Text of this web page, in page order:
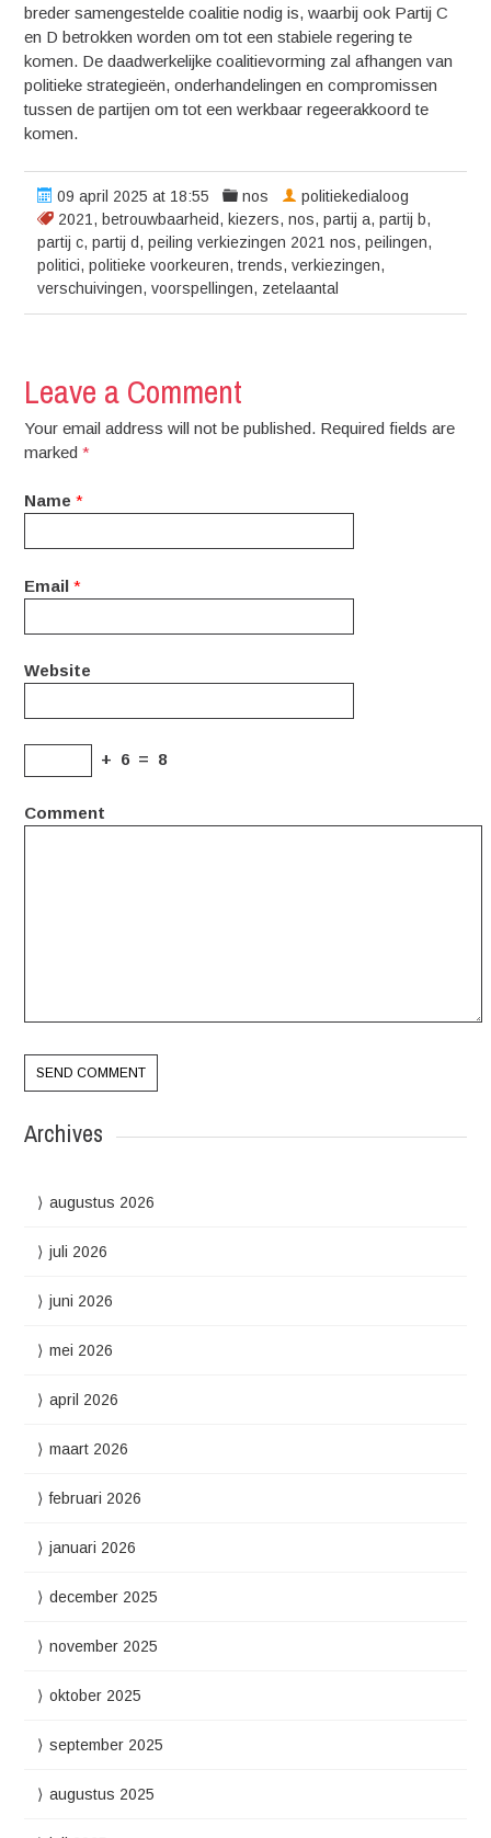
breder samengestelde coalitie nodig is, waarbij ook Partij C
en D betrokken worden om tot een stabiele regering te
komen. De daadwerkelijke coalitievorming zal afhangen van
politieke strategieën, onderhandelingen en compromissen
tussen de partijen om tot een werkbaar regeerakkoord te
komen.
09 april 2025 at 18:55
nos
2021 ,betrouwbaarheid,kiezers,nos,partij a,partij b,
partij c,partij d,peiling verkiezingen 2021 nos,peilingen,
politici,politieke voorkeuren,trends,verkiezingen,
verschuivingen,voorspellingen, zetelaantal
politiekedialoog
Leave a Comment
Your email address will not be published. Required fields are
marked*
Name *
Email *
Website
+ 6 = 8
Comment
Archives
augustus 2026
juli 2026
juni 2026
mei 2026
april 2026
maart 2026
februari 2026
januari 2026
december 2025
november 2025
oktober 2025
september 2025
augustus 2025